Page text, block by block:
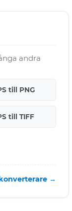
andra
till PNG
till TIFF
→